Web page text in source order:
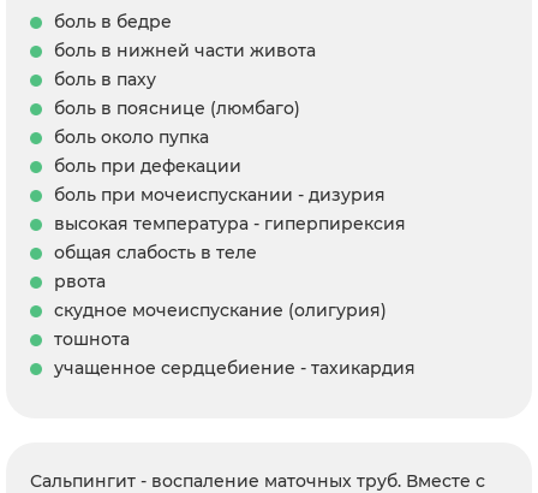
боль в бедре
боль в нижней части живота
боль в паху
боль в пояснице (люмбаго)
боль около пупка
боль при дефекации
боль при мочеиспускании - дизурия
высокая температура - гиперпирексия
общая слабость в теле
рвота
скудное мочеиспускание (олигурия)
тошнота
учащенное сердцебиение - тахикардия
Сальпингит - воспаление маточных труб. Вместе с